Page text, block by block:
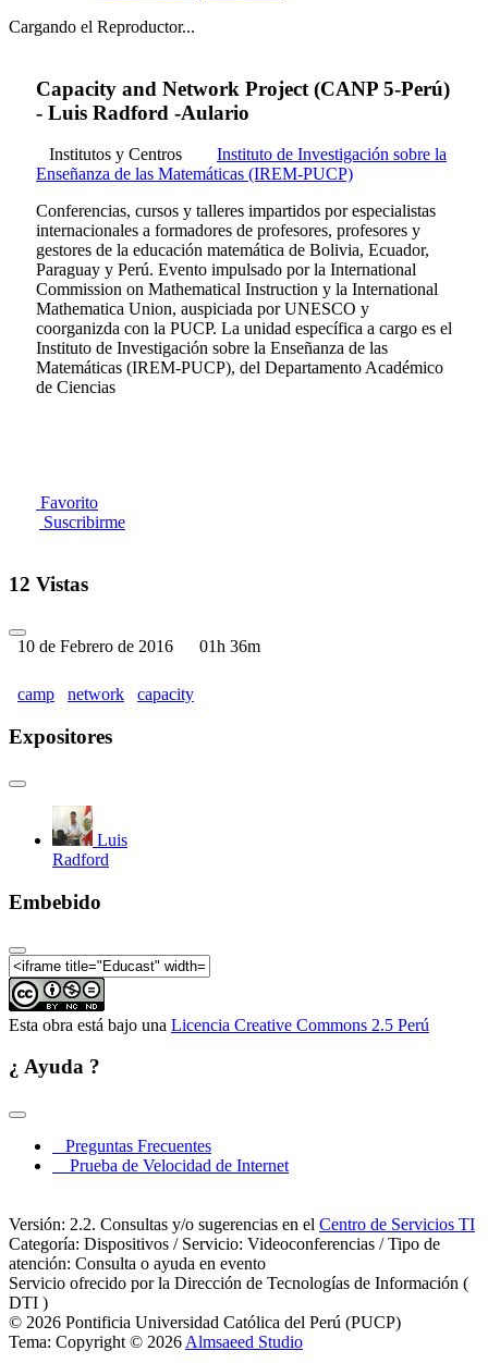
Cargando el Reproductor...
Capacity and Network Project (CANP 5-Perú)
- Luis Radford -Aulario
Institutos y Centros
Instituto de Investigación sobre la
Enseñanza de las Matemáticas (IREM-PUCP)
Conferencias, cursos y talleres impartidos por especialistas
internacionales a formadores de profesores, profesores y
gestores de la educación matemática de Bolivia, Ecuador,
Paraguay y Perú. Evento impulsado por la International
Commission on Mathematical Instruction y la International
Mathematica Union, auspiciada por UNESCO y
coorganizda con la PUCP. La unidad específica a cargo es el
Instituto de Investigación sobre la Enseñanza de las
Matemáticas (IREM-PUCP), del Departamento Académico
de Ciencias
Favorito
Suscribirme
12 Vistas
10 de Febrero de 2016 01h 36m
camp network capacity
Expositores
Luis
Radford
Embebido
Esta obra está bajo una Licencia Creative Commons 2.5 Perú
¿ Ayuda ?
Preguntas Frecuentes
Prueba de Velocidad de Internet
Versión: 2.2. Consultas y/o sugerencias en el Centro de Servicios TI
Categoría: Dispositivos / Servicio: Videoconferencias / Tipo de
atención: Consulta o ayuda en evento
Servicio ofrecido por la Dirección de Tecnologías de Información (
DTI )
© 2026 Pontificia Universidad Católica del Perú (PUCP)
Tema: Copyright © 2026 Almsaeed Studio